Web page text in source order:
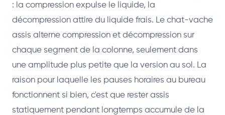
: la compression expulse le liquide, la
décompression attire du liquide frais. Le chat-vache
assis alterne compression et décompression sur
chaque segment de la colonne, seulement dans
une amplitude plus petite que la version au sol. La
raison pour laquelle les pauses horaires au bureau
fonctionnent si bien, c'est que rester assis
statiquement pendant longtemps accumule de la